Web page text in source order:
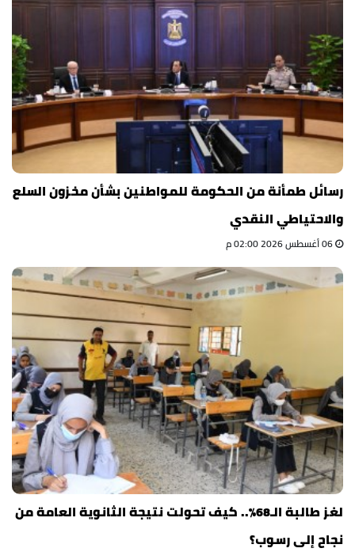
رسائل طمأنة من الحكومة للمواطنين بشأن مخزون السلع
والاحتياطي النقدي
لغز طالبة الـ68%.. كيف تحولت نتيجة الثانوية العامة من
نجاح إلى رسوب؟